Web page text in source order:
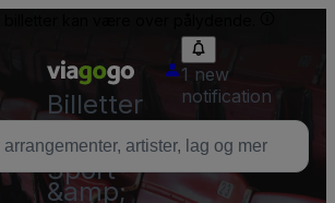
Billetter
–
Konsert,
Sport
&amp;
1 new
notification